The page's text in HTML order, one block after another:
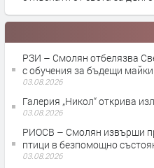
РЗИ – Смолян отбелязва
с обучения за бъдещи майки
03.08.2026
Галерия „Никол“ открива
03.08.2026
РИОСВ – Смолян извърши
птици в безпомощно
03.08.2026